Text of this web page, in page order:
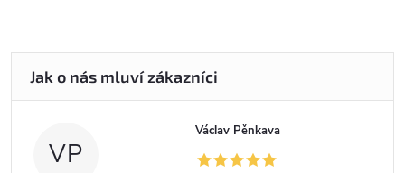
VP
Václav Pěnkava